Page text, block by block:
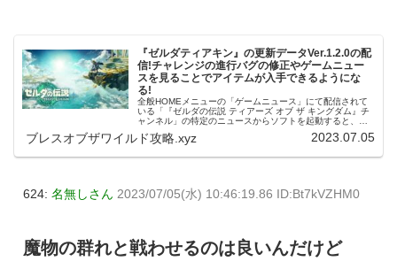
『ゼルダティアキン』の更新データVer.1.2.0の配
信!チャレンジの進行バグの修正やゲームニュー
スを見ることでアイテムが入手できるようにな
る!
全般HOMEメニューの「ゲームニュース」にて配信されて
いる「『ゼルダの伝説 ティアーズ オブ ザ キングダム』チ
ャンネル」の特定のニュースからソフトを起動すると、ゲ
メインチャレンジ「地底神...
ブレスオブザワイルド攻略.xyz 2023.07.05
624: 名無しさん 2023/07/05(水) 10:46:19.86 ID:Bt7kVZHM0
魔物の群れと戦わせるのは良いんだけど